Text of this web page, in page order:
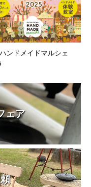
ンドメイドマルシェ
ェア